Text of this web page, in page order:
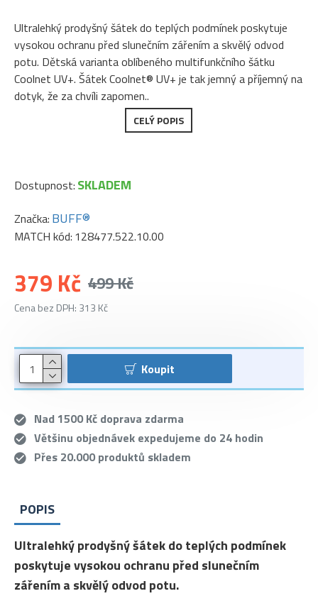
Ultralehký prodyšný šátek do teplých podmínek poskytuje
vysokou ochranu před slunečním zářením a skvělý odvod
potu. Dětská varianta oblíbeného multifunkčního šátku
Coolnet UV+. Šátek Coolnet® UV+ je tak jemný a příjemný na
dotyk, že za chvíli zapomen..
CELÝ POPIS
379 Kč 499 Kč
Cena bez DPH: 313 Kč
Dostupnost: SKLADEM
Značka: BUFF®
MATCH kód: 128477.522.10.00
Koupit
Nad 1500 Kč doprava zdarma
Většinu objednávek expedujeme do 24 hodin
Přes 20.000 produktů skladem
POPIS
Ultralehký prodyšný šátek do teplých podmínek
poskytuje vysokou ochranu před slunečním
zářením a skvělý odvod potu.